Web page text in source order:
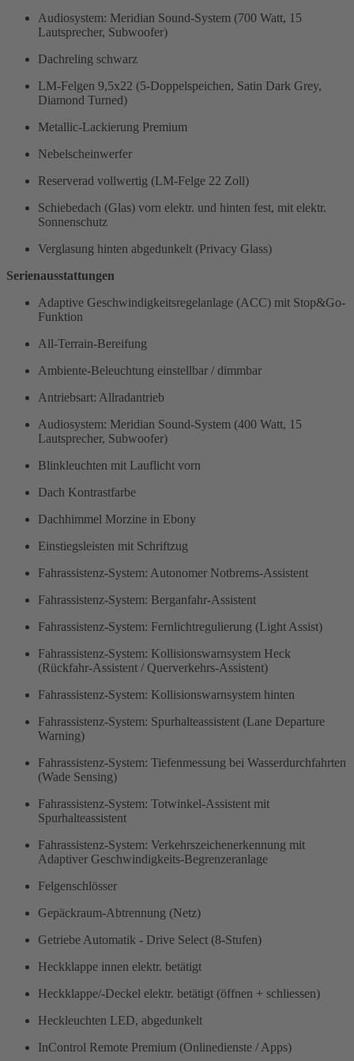
Audiosystem: Meridian Sound-System (700 Watt, 15
Lautsprecher, Subwoofer)
Dachreling schwarz
LM-Felgen 9,5x22 (5-Doppelspeichen, Satin Dark Grey,
Diamond Turned)
Metallic-Lackierung Premium
Nebelscheinwerfer
Reserverad vollwertig (LM-Felge 22 Zoll)
Schiebedach (Glas) vorn elektr. und hinten fest, mit elektr.
Sonnenschutz
Verglasung hinten abgedunkelt (Privacy Glass)
Serienausstattungen
Adaptive Geschwindigkeitsregelanlage (ACC) mit Stop&Go-
Funktion
All-Terrain-Bereifung
Ambiente-Beleuchtung einstellbar / dimmbar
Antriebsart: Allradantrieb
Audiosystem: Meridian Sound-System (400 Watt, 15
Lautsprecher, Subwoofer)
Blinkleuchten mit Lauflicht vorn
Dach Kontrastfarbe
Dachhimmel Morzine in Ebony
Einstiegsleisten mit Schriftzug
Fahrassistenz-System: Autonomer Notbrems-Assistent
Fahrassistenz-System: Berganfahr-Assistent
Fahrassistenz-System: Fernlichtregulierung (Light Assist)
Fahrassistenz-System: Kollisionswarnsystem Heck
(Rückfahr-Assistent / Querverkehrs-Assistent)
Fahrassistenz-System: Kollisionswarnsystem hinten
Fahrassistenz-System: Spurhalteassistent (Lane Departure
Warning)
Fahrassistenz-System: Tiefenmessung bei Wasserdurchfahrten
(Wade Sensing)
Fahrassistenz-System: Totwinkel-Assistent mit
Spurhalteassistent
Fahrassistenz-System: Verkehrszeichenerkennung mit
Adaptiver Geschwindigkeits-Begrenzeranlage
Felgenschlösser
Gepäckraum-Abtrennung (Netz)
Getriebe Automatik - Drive Select (8-Stufen)
Heckklappe innen elektr. betätigt
Heckklappe/-Deckel elektr. betätigt (öffnen + schliessen)
Heckleuchten LED, abgedunkelt
InControl Remote Premium (Onlinedienste / Apps)